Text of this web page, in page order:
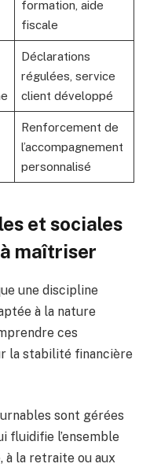
formation, aide
fiscale
Déclarations
régulées, service
client développé
Renforcement de
l’accompagnement
personnalisé
et sociales
maîtriser
une discipline
à la nature
ces
la stabilité financière
sont gérées
fluidifie l’ensemble
à la retraite ou aux